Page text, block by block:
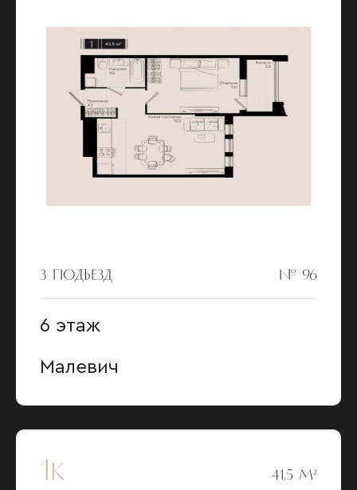
3 ПОДЪЕЗД № 96
6 этаж
Малевич
1к 41,5 М²